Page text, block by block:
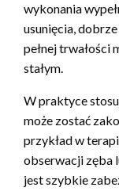
wykonania
usunięcia,
pełnej trwałości
stałym.
W praktyce
może zostać
przykład w
obserwacji zęba
jest szybkie